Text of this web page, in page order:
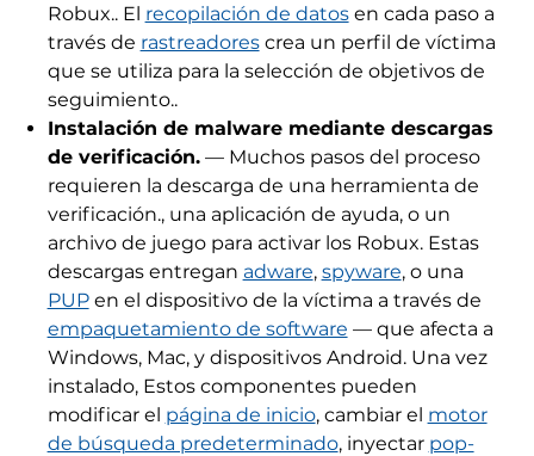
Robux.. El recopilación de datosen cada paso a
través de rastreadorescrea un perfil de víctima
que se utiliza para la selección de objetivos de
seguimiento..
Instalación de malware mediante descargas
de verificación.— Muchos pasos del proceso
requieren la descarga de una herramienta de
verificación., una aplicación de ayuda, o un
archivo de juego para activar los Robux. Estas
descargas entregan adware, spyware, o una
PUPen el dispositivo de la víctima a través de
empaquetamiento de software — que afecta a
Windows, Mac, y dispositivos Android. Una vez
instalado, Estos componentes pueden
modificar el página de inicio, cambiar el motor
de búsqueda predeterminado, inyectar pop-